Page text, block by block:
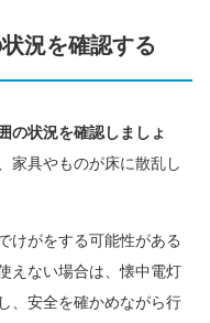
況を確認する
の状況を確認しましょ
家具やものが床に散乱し
けがをする可能性がある
えない場合は、懐中電灯
、安全を確かめながら行